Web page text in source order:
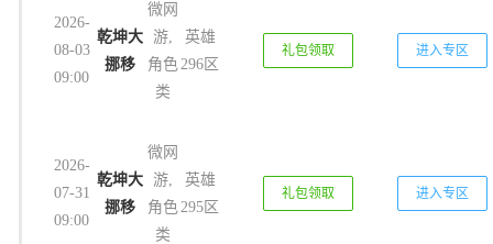
2026-
08-03
09:00
乾坤大
挪移
微网
游,
角色
类
英雄
296区
礼包领取 进入专区
2026-
07-31
09:00
乾坤大
挪移
微网
游,
角色
类
英雄
295区
礼包领取 进入专区